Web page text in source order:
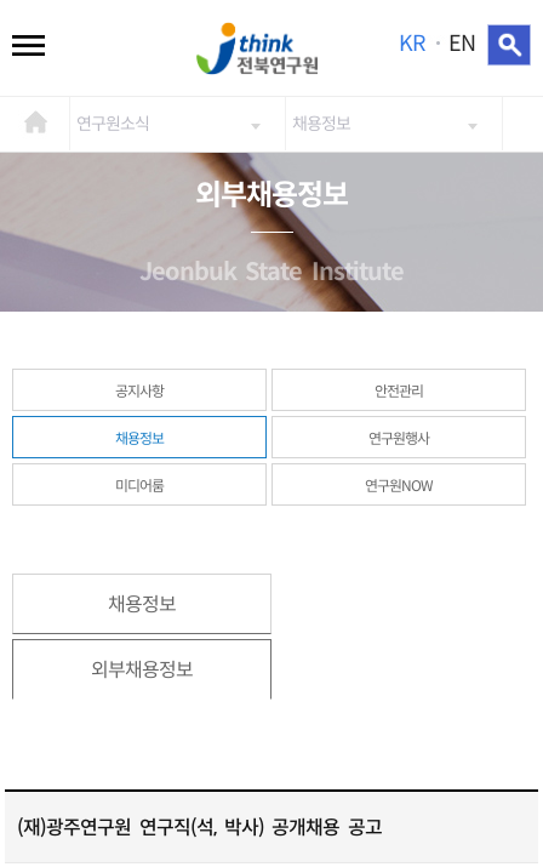
KR EN
연구원소식 채용정보
외부채용정보
Jeonbuk State Institute
공지사항 안전관리
채용정보 연구원행사
미디어룸 연구원NOW
채용정보
외부채용정보
(재)광주연구원 연구직(석, 박사) 공개채용 공고